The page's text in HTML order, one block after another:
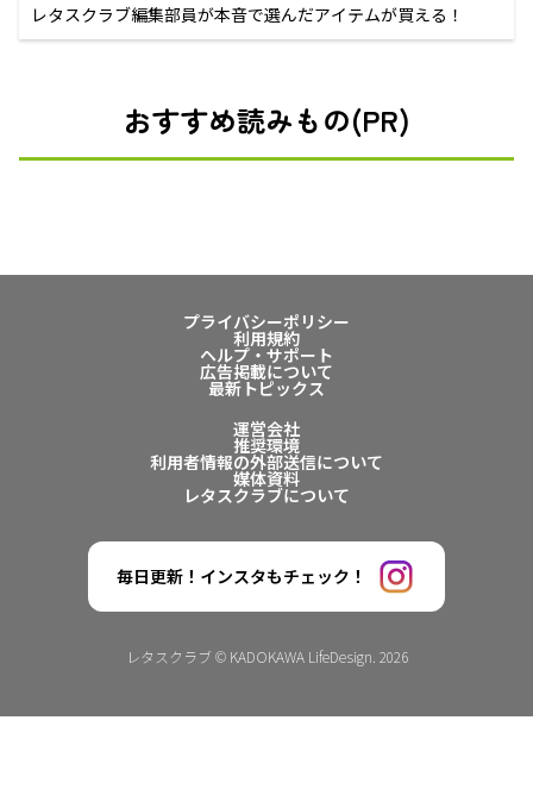
レタスクラブ編集部員が本音で選んだアイテムが買える！
おすすめ読みもの(PR)
プライバシーポリシー
利用規約
ヘルプ・サポート
広告掲載について
最新トピックス
運営会社
推奨環境
利用者情報の外部送信について
媒体資料
レタスクラブについて
毎日更新！インスタもチェック！
レタスクラブ © KADOKAWA LifeDesign. 2026